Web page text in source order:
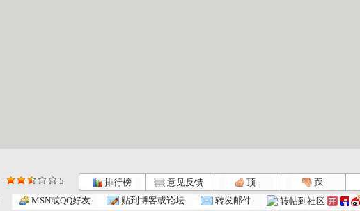
5 排行榜 意见反馈 顶
踩
MSN或QQ好友 贴到博客或论坛 转发邮件 转帖到社区